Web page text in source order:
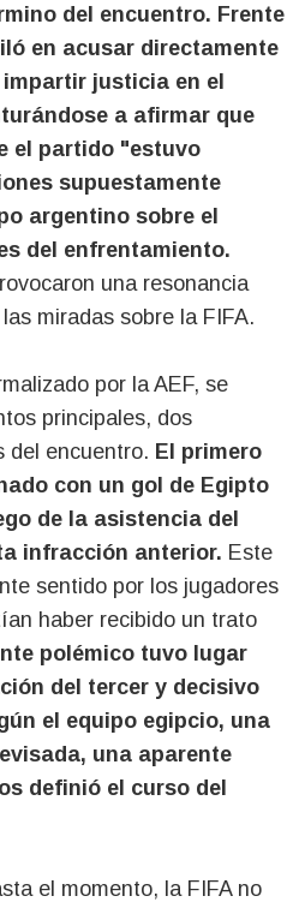
del encuentro. Frente
en acusar directamente
justicia en el
a afirmar que
el partido "estuvo
supuestamente
argentino sobre el
del enfrentamiento.
una resonancia
miradas sobre la FIFA.
por la AEF, se
principales, dos
del encuentro. El primero
con un gol de Egipto
de la asistencia del
infracción anterior. Este
sentido por los jugadores
haber recibido un trato
polémico tuvo lugar
del tercer y decisivo
el equipo egipcio, una
una aparente
definió el curso del
el momento, la FIFA no